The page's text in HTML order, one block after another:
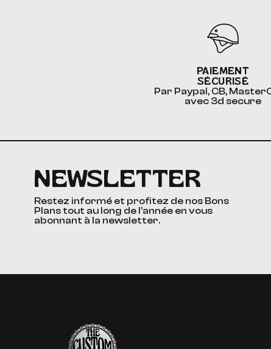
PAIEMENT
SÉCURISÉ
Par Paypal, CB,
avec 3d secure
NEWSLETTER
Restez informé et profitez de nos Bons
Plans tout au long de l’année en vous
abonnant à la newsletter.
The Custom Corner